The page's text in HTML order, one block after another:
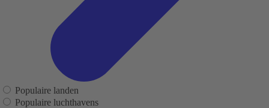
Populaire landen
Populaire luchthavens